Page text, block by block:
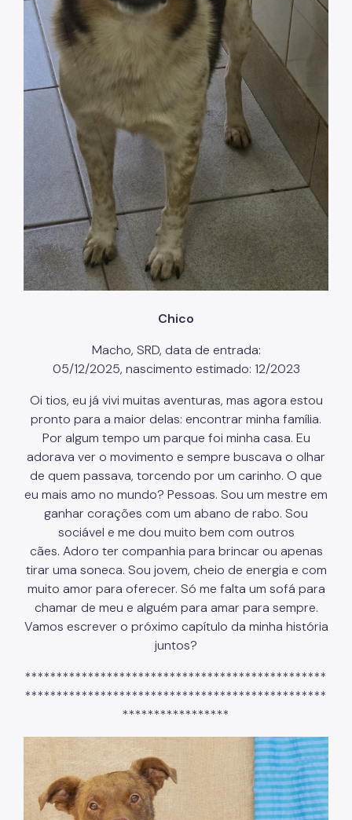
Chico
Macho, SRD, data de entrada:
05/12/2025, nascimento estimado: 12/2023
Oi tios, eu já vivi muitas aventuras, mas agora estou
pronto para a maior delas: encontrar minha família.
Por algum tempo um parque foi minha casa. Eu
adorava ver o movimento e sempre buscava o olhar
de quem passava, torcendo por um carinho. O que
eu mais amo no mundo? Pessoas. Sou um mestre em
ganhar corações com um abano de rabo. Sou
sociável e me dou muito bem com outros
cães. Adoro ter companhia para brincar ou apenas
tirar uma soneca. Sou jovem, cheio de energia e com
muito amor para oferecer. Só me falta um sofá para
chamar de meu e alguém para amar para sempre.
Vamos escrever o próximo capítulo da minha história
juntos?
************************************************
************************************************
*****************